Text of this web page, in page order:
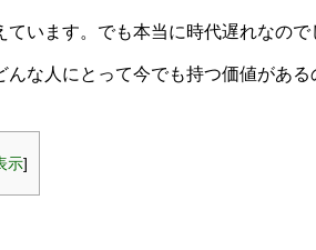
ています。でも本当に時代遅れなの
んな人にとって今でも持つ価値があ
示]